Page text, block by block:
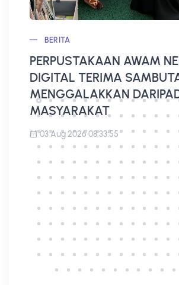
BERITA
PERPUSTAKAAN AWAM
DIGITAL TERIMA
MENGGALAKKAN
MASYARAKAT
03 Aug 2026 08:33:55